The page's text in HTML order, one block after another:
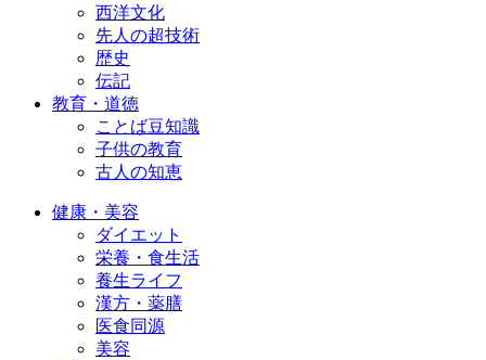
西洋文化
先人の超技術
歴史
伝記
教育・道徳
ことば豆知識
子供の教育
古人の知恵
健康・美容
ダイエット
栄養・食生活
養生ライフ
漢方・薬膳
医食同源
美容